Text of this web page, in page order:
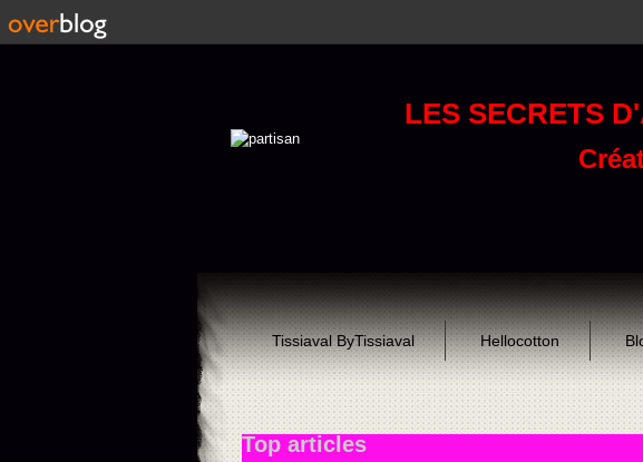
LES SECRETS
Tissiaval ByTissiaval Hellocotton
Top articles